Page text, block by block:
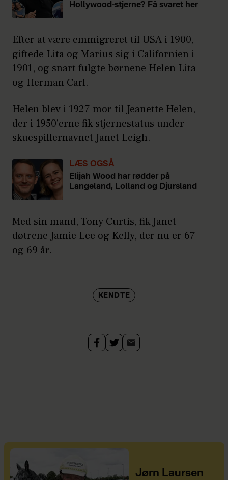
Hollywood-stjerne? Få svaret her
Efter at være emmigreret til USA i 1900,
giftede Lita og Marius sig i Californien i
1901, og snart fulgte børnene Helen Lita
og Herman Carl.
Helen blev i 1927 mor til Jeanette Helen,
der i 1950’erne fik stjernestatus under
skuespillernavnet Janet Leigh.
LÆS OGSÅ
Elijah Wood har rødder på
Langeland, Lolland og Djursland
Med sin mand, Tony Curtis, fik Janet
døtrene Jamie Lee og Kelly, der nu er 67
og 69 år.
KENDTE
Jørn Laursen